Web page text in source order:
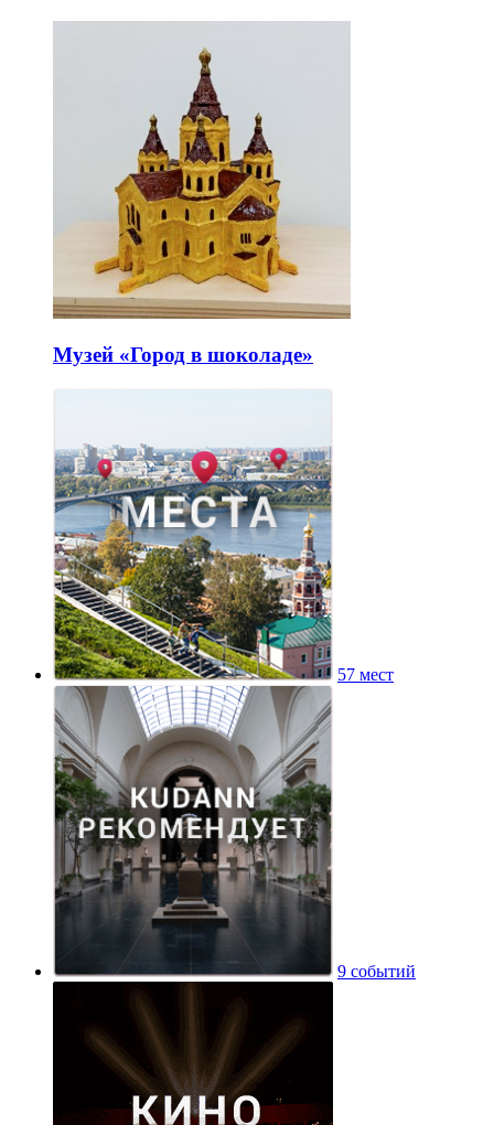
Музей «Город в шоколаде»
57 мест
9 событий